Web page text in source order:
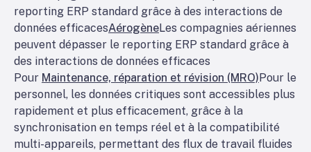
reporting ERP standard grâce à des interactions de
données efficacesAérogèneLes compagnies aériennes
peuvent dépasser le reporting ERP standard grâce à
des interactions de données efficaces
Pour Maintenance, réparation et révision (MRO) Pour le
personnel, les données critiques sont accessibles plus
rapidement et plus efficacement, grâce à la
synchronisation en temps réel et à la compatibilité
multi-appareils, permettant des flux de travail fluides